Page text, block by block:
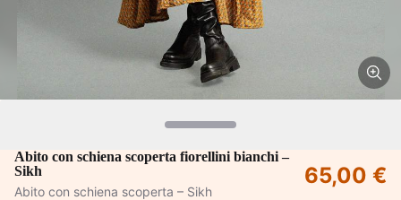
Abito con schiena scoperta fiorellini bianchi –
Sikh
Abito con schiena scoperta – Sikh
65,00 €